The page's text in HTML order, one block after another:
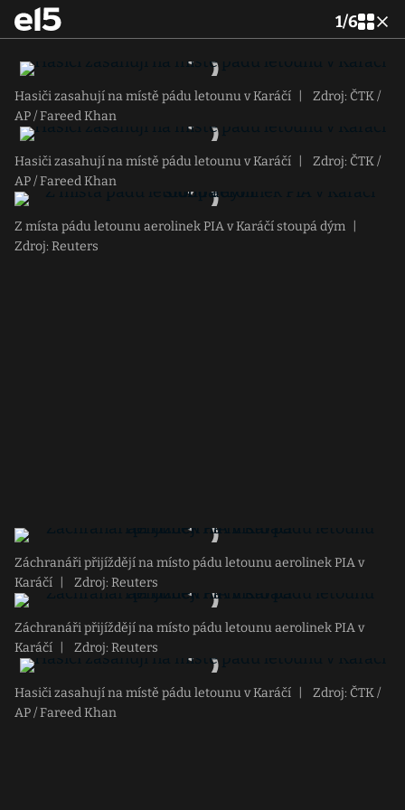
1/6
Hasiči zasahují na místě pádu letounu v Karáčí
Zdroj: ČTK /
AP / Fareed Khan
Hasiči zasahují na místě pádu letounu v Karáčí
Zdroj: ČTK /
AP / Fareed Khan
Z místa pádu letounu aerolinek PIA v Karáčí stoupá dým
Zdroj: Reuters
Záchranáři přijíždějí na místo pádu letounu aerolinek PIA v
Karáčí
Zdroj: Reuters
Záchranáři přijíždějí na místo pádu letounu aerolinek PIA v
Karáčí
Zdroj: Reuters
Hasiči zasahují na místě pádu letounu v Karáčí
Zdroj: ČTK /
AP / Fareed Khan